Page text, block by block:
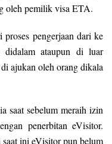
oleh pemilik visa ETA.
proses pengerjaan dari ke
ataupun di luar
ajukan oleh orang dikala
saat sebelum meraih izin
penerbitan eVisitor.
ini eVisitor pun belum